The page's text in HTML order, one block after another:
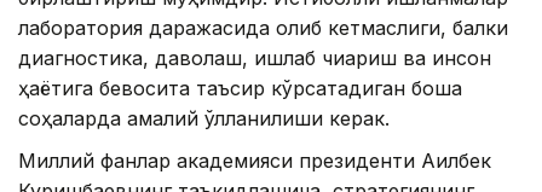
лаборатория даражасида қолиб кетмаслиги, балки
диагностика, даволаш, ишлаб чиқариш ва инсон
ҳаётига бевосита таъсир кўрсатадиган бошқа
соҳаларда амалий қўлланилиши керак.
Миллий фанлар академияси президенти Ақилбек